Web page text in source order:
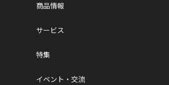
商品情報
サービス
特集
イベント・交流